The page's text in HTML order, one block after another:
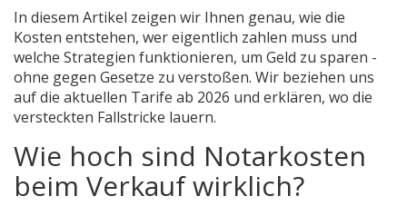
In diesem Artikel zeigen wir Ihnen genau, wie die
Kosten entstehen, wer eigentlich zahlen muss und
welche Strategien funktionieren, um Geld zu sparen -
ohne gegen Gesetze zu verstoßen. Wir beziehen uns
auf die aktuellen Tarife ab 2026 und erklären, wo die
versteckten Fallstricke lauern.
Wie hoch sind Notarkosten
beim Verkauf wirklich?